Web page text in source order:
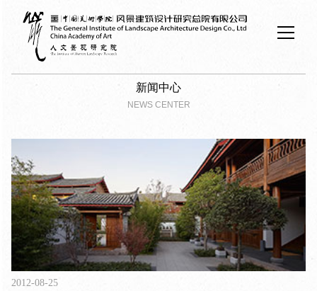
新闻中心
NEWS CENTER
2012-08-25